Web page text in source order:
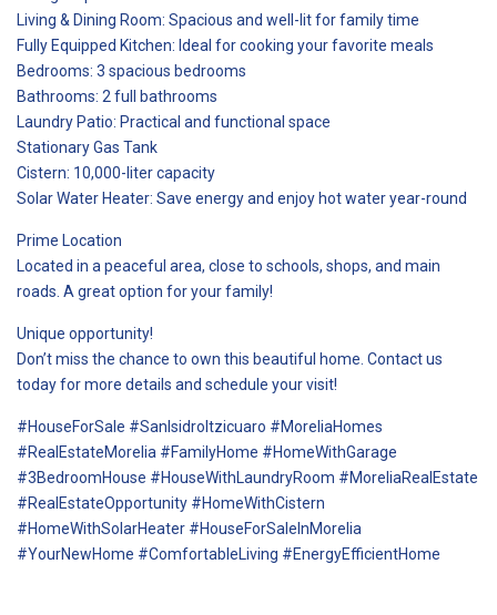
Living & Dining Room: Spacious and well-lit for family time
Fully Equipped Kitchen: Ideal for cooking your favorite meals
Bedrooms: 3 spacious bedrooms
Bathrooms: 2 full bathrooms
Laundry Patio: Practical and functional space
Stationary Gas Tank
Cistern: 10,000-liter capacity
Solar Water Heater: Save energy and enjoy hot water year-round
Prime Location
Located in a peaceful area, close to schools, shops, and main
roads. A great option for your family!
Unique opportunity!
Don’t miss the chance to own this beautiful home. Contact us
today for more details and schedule your visit!
#HouseForSale #SanIsidroItzicuaro #MoreliaHomes
#RealEstateMorelia #FamilyHome #HomeWithGarage
#3BedroomHouse #HouseWithLaundryRoom #MoreliaRealEstate
#RealEstateOpportunity #HomeWithCistern
#HomeWithSolarHeater #HouseForSaleInMorelia
#YourNewHome #ComfortableLiving #EnergyEfficientHome